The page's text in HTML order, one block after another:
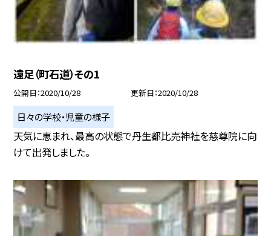
遠足（町石道）その1
公開日 2020/10/28 更新日 2020/10/28
日々の学校・児童の様子
天気に恵まれ、最高の状態で丹生都比売神社を慈尊院に向
けて出発しました。